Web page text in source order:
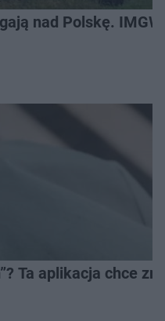
nad Polskę.
Ta aplikacja chce